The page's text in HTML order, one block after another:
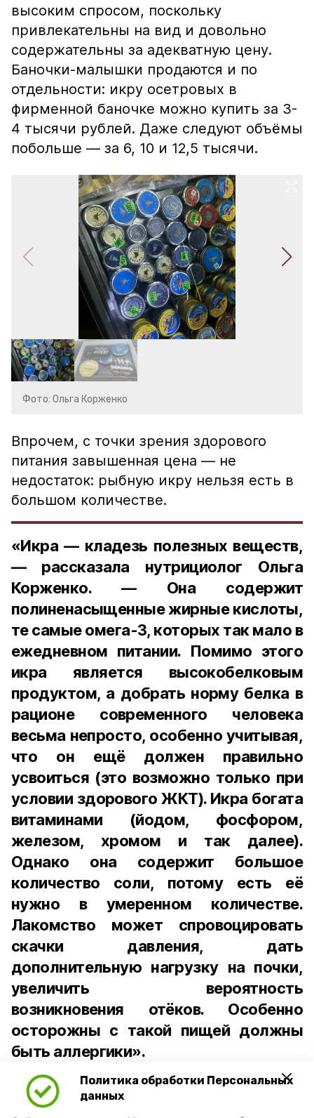
Политика обработки Персональных
данных
высоким спросом, поскольку
привлекательны на вид и довольно
содержательны за адекватную цену.
Баночки-малышки продаются и по
отдельности: икру осетровых в
фирменной баночке можно купить за 3-
4 тысячи рублей. Даже следуют объёмы
побольше — за 6, 10 и 12,5 тысячи.
Фото: Ольга Корженко
Впрочем, с точки зрения здорового
питания завышенная цена — не
недостаток: рыбную икру нельзя есть в
большом количестве.
«Икра — кладезь полезных веществ,
— рассказала нутрициолог Ольга
Корженко. — Она содержит
полиненасыщенные жирные кислоты,
те самые омега-3, которых так мало в
ежедневном питании. Помимо этого
икра является высокобелковым
продуктом, а добрать норму белка в
рационе современного человека
весьма непросто, особенно учитывая,
что он ещё должен правильно
усвоиться (это возможно только при
условии здорового ЖКТ). Икра богата
витаминами (йодом, фосфором,
железом, хромом и так далее).
Однако она содержит большое
количество соли, потому есть её
нужно в умеренном количестве.
Лакомство может спровоцировать
скачки давления, дать
дополнительную нагрузку на почки,
увеличить вероятность
возникновения отёков. Особенно
осторожны с такой пищей должны
быть аллергики».
Для взрослого человека безопасной
порцией икры считается 30-50 граммов